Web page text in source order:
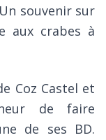
souvenir sur
aux crabes à
Coz Castel et
de faire
de ses BD.